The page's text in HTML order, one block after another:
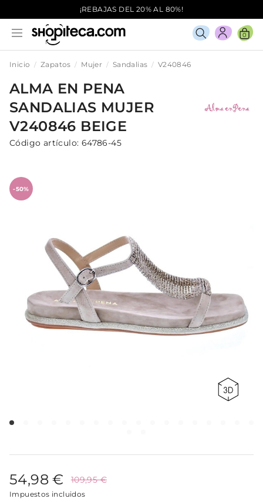
¡REBAJAS DEL 20% AL 80%!
0
Inicio Zapatos Mujer Sandalias V240846
ALMA EN PENA
SANDALIAS MUJER
V240846 BEIGE
Código artículo: 64786-45
-50%
54,98 € 109,95 €
Impuestos incluidos